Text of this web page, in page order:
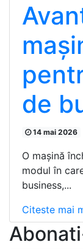
de
14 mai 2026
O mașină
modul în
business,...
Citeste mai